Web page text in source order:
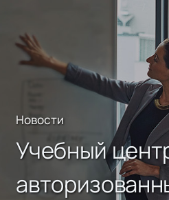
Новости
Учебный